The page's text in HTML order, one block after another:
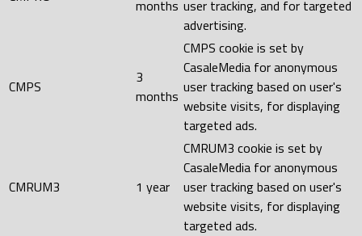
months user tracking, and for targeted
advertising.
CMPS
3
months
CMPS cookie is set by
CasaleMedia for anonymous
user tracking based on user's
website visits, for displaying
targeted ads.
CMRUM3 1 year
CMRUM3 cookie is set by
CasaleMedia for anonymous
user tracking based on user's
website visits, for displaying
targeted ads.